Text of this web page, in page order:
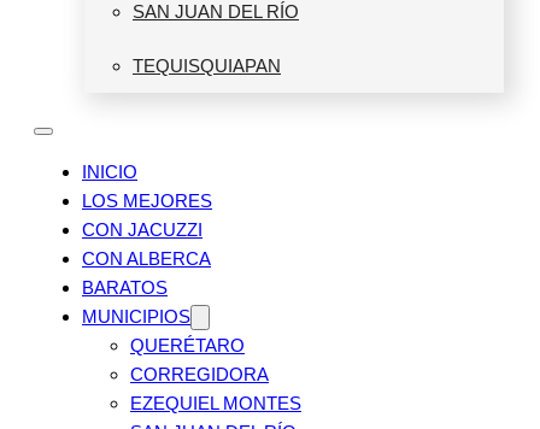
SAN JUAN DEL RÍO
TEQUISQUIAPAN
INICIO
LOS MEJORES
CON JACUZZI
CON ALBERCA
BARATOS
MUNICIPIOS
QUERÉTARO
CORREGIDORA
EZEQUIEL MONTES